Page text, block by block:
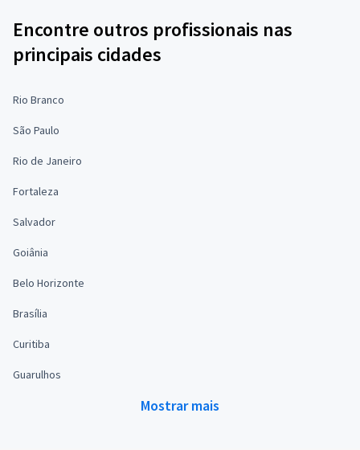
Encontre outros profissionais nas
principais cidades
Rio Branco
São Paulo
Rio de Janeiro
Fortaleza
Salvador
Goiânia
Belo Horizonte
Brasília
Curitiba
Guarulhos
Mostrar mais